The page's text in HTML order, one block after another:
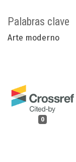
Palabras clave
Arte moderno
0